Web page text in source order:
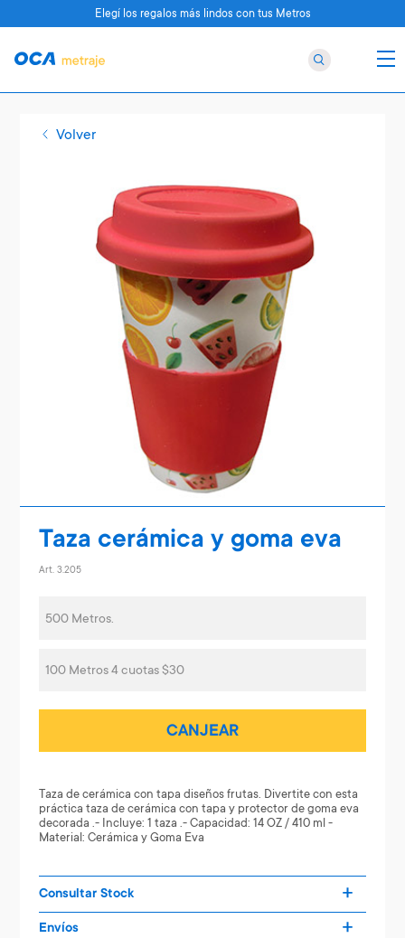
Volver
Taza cerámica y goma eva
Art. 3.205
500 Metros.
100 Metros 4 cuotas $30
CANJEAR
Taza de cerámica con tapa diseños frutas. Divertite con esta
práctica taza de cerámica con tapa y protector de goma eva
decorada .- Incluye: 1 taza .- Capacidad: 14 OZ / 410 ml -
Material: Cerámica y Goma Eva
Consultar Stock
Envíos
Elegí los regalos más lindos con tus Metros